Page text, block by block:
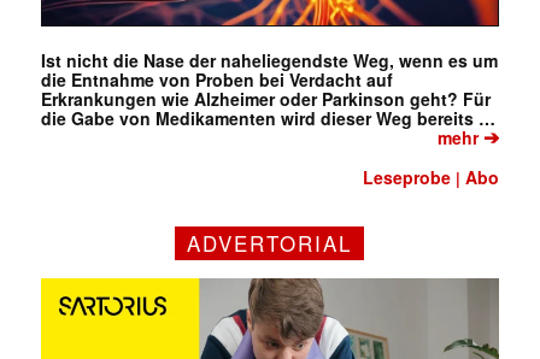
Ist nicht die Nase der naheliegendste Weg, wenn es um
die Entnahme von Proben bei Verdacht auf
Erkrankungen wie Alzheimer oder Parkinson geht? Für
die Gabe von Medikamenten wird dieser Weg bereits …
mehr➔
Leseprobe |Abo
ADVERTORIAL